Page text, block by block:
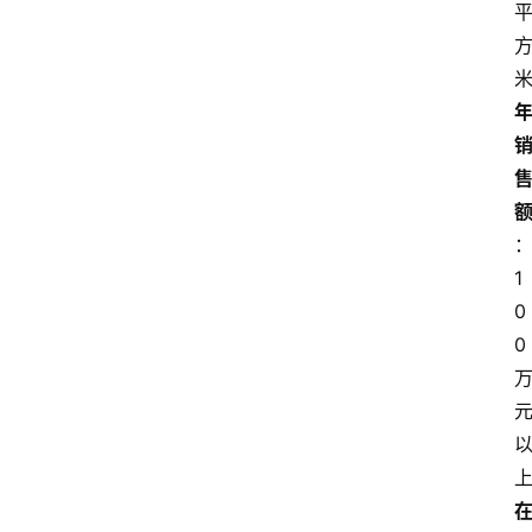
平
方
米
年
销
售
额
：
1
0
0
万
元
以
上
在